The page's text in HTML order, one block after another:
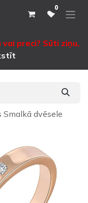
0
preci? Sūti ziņu,
Smalkā dvēsele